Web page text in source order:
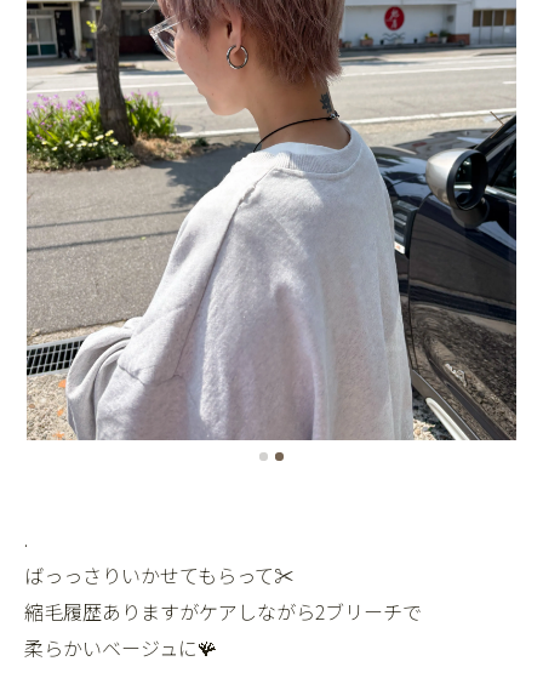
.
ばっっさりいかせてもらって✂️
縮毛履歴ありますがケアしながら2ブリーチで
柔らかいベージュに🪸